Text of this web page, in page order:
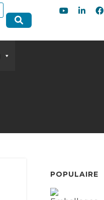
POPULAIRE